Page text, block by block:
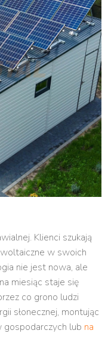
Klienci szukają
w swoich
nie jest nowa, ale
miesiąc staje się
co grono ludzi
słonecznej, montując
gospodarczych lub na